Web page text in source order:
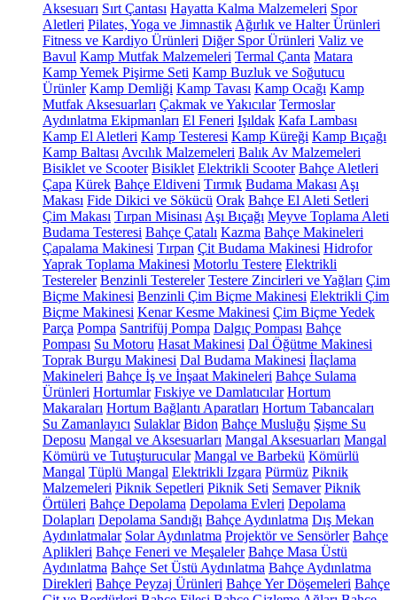
Aksesuarı Sırt Çantası Hayatta Kalma Malzemeleri Spor
Aletleri Pilates, Yoga ve Jimnastik Ağırlık ve Halter Ürünleri
Fitness ve Kardiyo Ürünleri Diğer Spor Ürünleri Valiz ve
Bavul Kamp Mutfak Malzemeleri Termal Çanta Matara
Kamp Yemek Pişirme Seti Kamp Buzluk ve Soğutucu
Ürünler Kamp Demliği Kamp Tavası Kamp Ocağı Kamp
Mutfak Aksesuarları Çakmak ve Yakıcılar Termoslar
Aydınlatma Ekipmanları El Feneri Işıldak Kafa Lambası
Kamp El Aletleri Kamp Testeresi Kamp Küreği Kamp Bıçağı
Kamp Baltası Avcılık Malzemeleri Balık Av Malzemeleri
Bisiklet ve Scooter Bisiklet Elektrikli Scooter Bahçe Aletleri
Çapa Kürek Bahçe Eldiveni Tırmık Budama Makası Aşı
Makası Fide Dikici ve Sökücü Orak Bahçe El Aleti Setleri
Çim Makası Tırpan Misinası Aşı Bıçağı Meyve Toplama Aleti
Budama Testeresi Bahçe Çatalı Kazma Bahçe Makineleri
Çapalama Makinesi Tırpan Çit Budama Makinesi Hidrofor
Yaprak Toplama Makinesi Motorlu Testere Elektrikli
Testereler Benzinli Testereler Testere Zincirleri ve Yağları Çim
Biçme Makinesi Benzinli Çim Biçme Makinesi Elektrikli Çim
Biçme Makinesi Kenar Kesme Makinesi Çim Biçme Yedek
Parça Pompa Santrifüj Pompa Dalgıç Pompası Bahçe
Pompası Su Motoru Hasat Makinesi Dal Öğütme Makinesi
Toprak Burgu Makinesi Dal Budama Makinesi İlaçlama
Makineleri Bahçe İş ve İnşaat Makineleri Bahçe Sulama
Ürünleri Hortumlar Fıskiye ve Damlatıcılar Hortum
Makaraları Hortum Bağlantı Aparatları Hortum Tabancaları
Su Zamanlayıcı Sulaklar Bidon Bahçe Musluğu Şişme Su
Deposu Mangal ve Aksesuarları Mangal Aksesuarları Mangal
Kömürü ve Tutuşturucular Mangal ve Barbekü Kömürlü
Mangal Tüplü Mangal Elektrikli Izgara Pürmüz Piknik
Malzemeleri Piknik Sepetleri Piknik Seti Semaver Piknik
Örtüleri Bahçe Depolama Depolama Evleri Depolama
Dolapları Depolama Sandığı Bahçe Aydınlatma Dış Mekan
Aydınlatmalar Solar Aydınlatma Projektör ve Sensörler Bahçe
Aplikleri Bahçe Feneri ve Meşaleler Bahçe Masa Üstü
Aydınlatma Bahçe Set Üstü Aydınlatma Bahçe Aydınlatma
Direkleri Bahçe Peyzaj Ürünleri Bahçe Yer Döşemeleri Bahçe